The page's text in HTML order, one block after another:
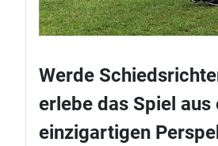
Werde
erlebe das Spiel aus
einzigartigen